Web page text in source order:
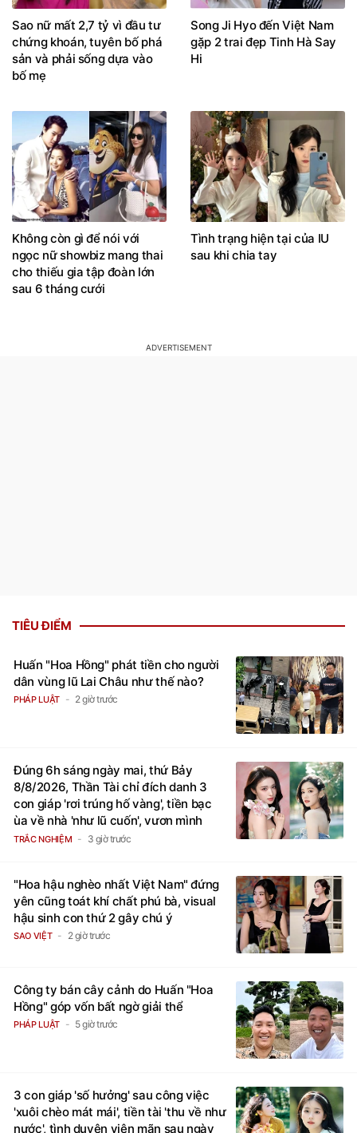
Sao nữ mất 2,7 tỷ vì đầu tư
chứng khoán, tuyên bố phá
sản và phải sống dựa vào
bố mẹ
Song Ji Hyo đến Việt Nam
gặp 2 trai đẹp Tinh Hà Say
Hi
Không còn gì để nói với
ngọc nữ showbiz mang thai
cho thiếu gia tập đoàn lớn
sau 6 tháng cưới
Tình trạng hiện tại của IU
sau khi chia tay
Huấn "Hoa Hồng" phát tiền cho người
PHÁP LUẬT 2 giờ trước
con giáp 'rơi trúng hố vàng', tiền bạc
ùa về nhà 'như lũ cuốn', vươn mình
thành đại gia trong phút chốc
TRẮC NGHIỆM 3 giờ trước
hậu sinh con thứ 2 gây chú ý
SAO VIỆT 2 giờ trước
PHÁP LUẬT 5 giờ trước
nước', tình duyên viên mãn sau ngày
7/8/2026